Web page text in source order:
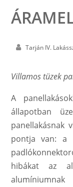
Tarján IV.
Villamos tüzek
A
állapotban
panellakásnak
pontja van: a
hibákat az